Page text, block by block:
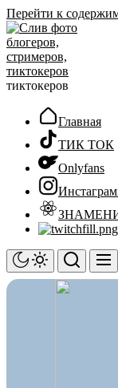
Перейти к
тиктокеров
Главная
ТИК ТОК
Onlyfans